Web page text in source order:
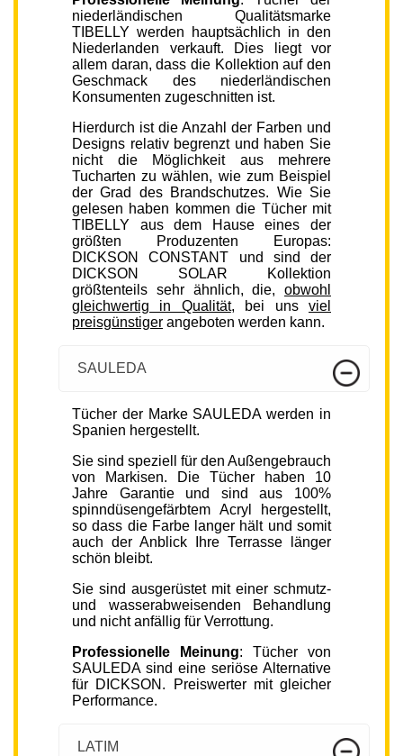
niederländischen Qualitätsmarke
TIBELLY werden hauptsächlich in den
Niederlanden verkauft. Dies liegt vor
allem daran, dass die Kollektion auf den
Geschmack des niederländischen
Konsumenten zugeschnitten ist.
Hierdurch ist die Anzahl der Farben und
Designs relativ begrenzt und haben Sie
nicht die Möglichkeit aus mehrere
Tucharten zu wählen, wie zum Beispiel
der Grad des Brandschutzes. Wie Sie
gelesen haben kommen die Tücher mit
TIBELLY aus dem Hause eines der
größten Produzenten Europas:
DICKSON CONSTANT und sind der
DICKSON SOLAR Kollektion
größtenteils sehr ähnlich, die, obwohl
gleichwertig in Qualität, bei unsviel
preisgünstiger angeboten werden kann.
SAULEDA
Tücher der Marke SAULEDA werden in
Spanien hergestellt.
Sie sind speziell für den Außengebrauch
von Markisen. Die Tücher haben 10
Jahre Garantie und sind aus 100%
spinndüsengefärbtem Acryl hergestellt,
so dass die Farbe langer hält und somit
auch der Anblick Ihre Terrasse länger
schön bleibt.
Sie sind ausgerüstet mit einer schmutz-
und wasserabweisenden Behandlung
und nicht anfällig für Verrottung.
Professionelle Meinung: Tücher von
SAULEDA sind eine seriöse Alternative
für DICKSON. Preiswerter mit gleicher
Performance.
LATIM